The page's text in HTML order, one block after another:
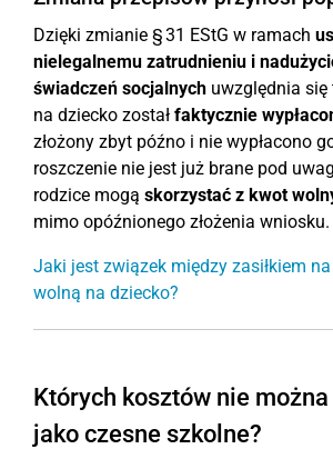
Dzięki zmianie § 31 EStG w ramach
nielegalnemu zatrudnieniu i
świadczeń socjalnych uwzględnia się
na dziecko został faktycznie
złożony zbyt późno i nie wypłacono
roszczenie nie jest już brane pod
rodzice mogą skorzystać z kwot
mimo opóźnionego złożenia wniosku.
Jaki jest związek między zasiłkiem
wolną na dziecko?
Których kosztów nie
jako czesne szkolne?